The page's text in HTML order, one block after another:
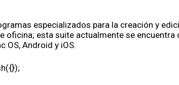
especializados para la creación y
esta suite actualmente se encuentra
OS, Android y iOS.